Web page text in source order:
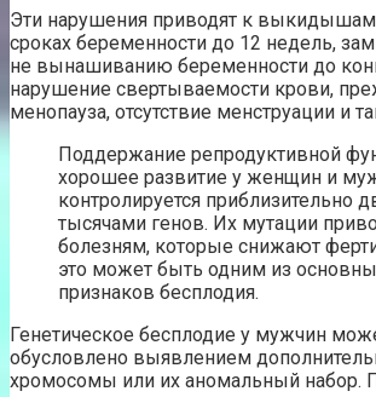
Эти нарушения приводят к выкидышам
сроках беременности до 12 недель,
не вынашиванию беременности до
нарушение свертываемости крови,
менопауза, отсутствие менструации и
Поддержание репродуктивной
хорошее развитие у женщин и
контролируется приблизительно
тысячами генов. Их мутации
болезням, которые снижают
это может быть одним из
признаков бесплодия.
Генетическое бесплодие у мужчин
обусловлено выявлением
хромосомы или их аномальный набор.